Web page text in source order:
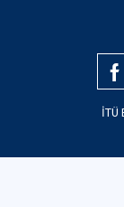
İTÜ